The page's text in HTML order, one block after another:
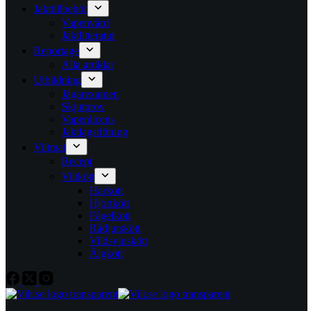
Jakttillbehör
Vapenvård
Jaktlitteratur
Reportage
Alla artiklar
Utbildning
Jägarexamen
Skjutprov
Vapenlicens
Jaktlagstiftning
Viltmat
Recept
Viltkött
Harkött
Hjortkött
Fågelkött
Rådjurskött
Vildsvinskött
Älgkött